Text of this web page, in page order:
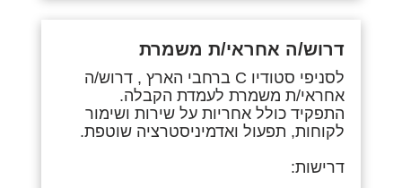
דרוש/ה אחראי/ת משמרת
לסניפי סטודיו C ברחבי הארץ , דרוש/ה
אחראי/ת משמרת לעמדת הקבלה.
התפקיד כולל אחריות על שירות ושימור
לקוחות, תפעול ואדמיניסטרציה שוטפת.
דרישות: